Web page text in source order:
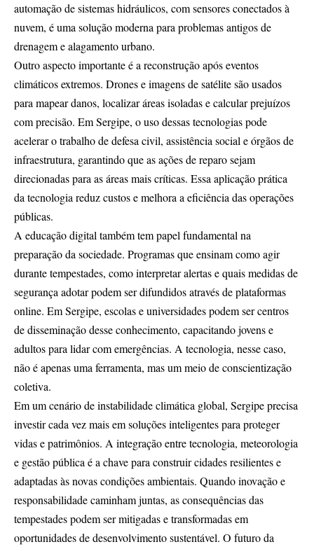
automação de sistemas hidráulicos, com sensores conectados à
nuvem, é uma solução moderna para problemas antigos de
drenagem e alagamento urbano.
Outro aspecto importante é a reconstrução após eventos
climáticos extremos. Drones e imagens de satélite são usados
para mapear danos, localizar áreas isoladas e calcular prejuízos
com precisão. Em Sergipe, o uso dessas tecnologias pode
acelerar o trabalho de defesa civil, assistência social e órgãos de
infraestrutura, garantindo que as ações de reparo sejam
direcionadas para as áreas mais críticas. Essa aplicação prática
da tecnologia reduz custos e melhora a eficiência das operações
públicas.
A educação digital também tem papel fundamental na
preparação da sociedade. Programas que ensinam como agir
durante tempestades, como interpretar alertas e quais medidas de
segurança adotar podem ser difundidos através de plataformas
online. Em Sergipe, escolas e universidades podem ser centros
de disseminação desse conhecimento, capacitando jovens e
adultos para lidar com emergências. A tecnologia, nesse caso,
não é apenas uma ferramenta, mas um meio de conscientização
coletiva.
Em um cenário de instabilidade climática global, Sergipe precisa
investir cada vez mais em soluções inteligentes para proteger
vidas e patrimônios. A integração entre tecnologia, meteorologia
e gestão pública é a chave para construir cidades resilientes e
adaptadas às novas condições ambientais. Quando inovação e
responsabilidade caminham juntas, as consequências das
tempestades podem ser mitigadas e transformadas em
oportunidades de desenvolvimento sustentável. O futuro da